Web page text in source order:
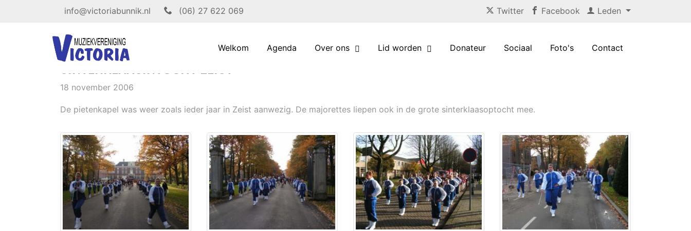
info@victoriabunnik.nl (06) 27 622 069 Twitter Facebook Leden
Welkom Agenda Over ons Lid worden Donateur Sociaal Foto's Contact
SINTERKLAASINTOCHT ZEIST
18 november 2006
De pietenkapel was weer zoals ieder jaar in Zeist aanwezig. De majorettes liepen ook in de grote sinterklaasoptocht mee.